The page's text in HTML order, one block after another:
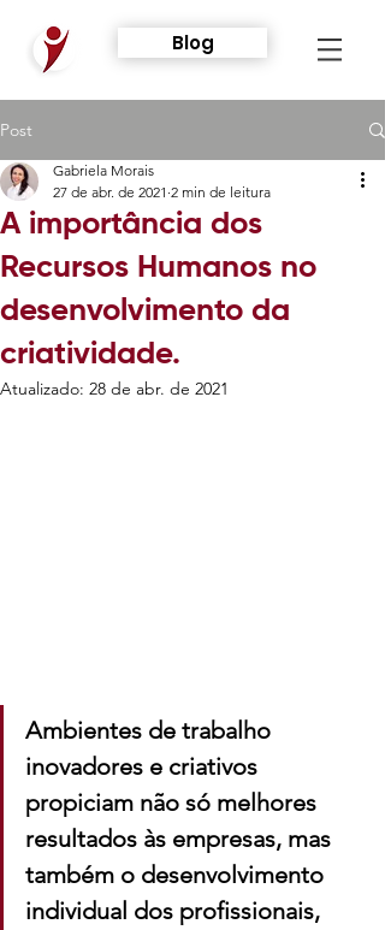
Blog
Post
A importância dos
Recursos Humanos no
desenvolvimento da
criatividade.
Gabriela Morais
27 de abr. de 2021 2 min de leitura
Atualizado: 28 de abr. de 2021
Ambientes de trabalho
inovadores e criativos
propiciam não só melhores
resultados às empresas, mas
também o desenvolvimento
individual dos profissionais,